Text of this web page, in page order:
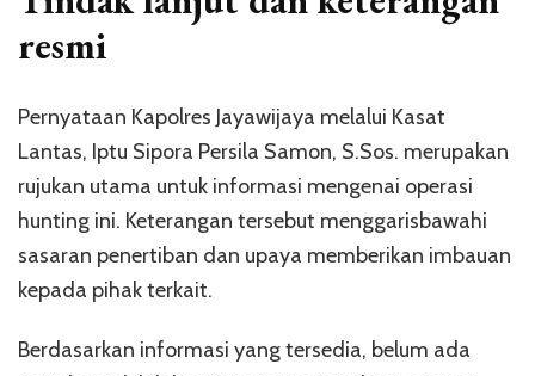
resmi
Pernyataan Kapolres Jayawijaya melalui Kasat
Lantas, Iptu Sipora Persila Samon, S.Sos. merupakan
rujukan utama untuk informasi mengenai operasi
hunting ini. Keterangan tersebut menggarisbawahi
sasaran penertiban dan upaya memberikan imbauan
kepada pihak terkait.
Berdasarkan informasi yang tersedia, belum ada